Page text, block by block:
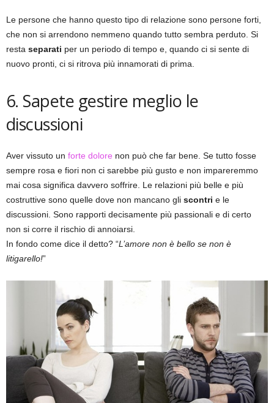
Le persone che hanno questo tipo di relazione sono persone forti,
che non si arrendono nemmeno quando tutto sembra perduto. Si
resta separati per un periodo di tempo e, quando ci si sente di
nuovo pronti, ci si ritrova più innamorati di prima.
6. Sapete gestire meglio le
discussioni
Aver vissuto un forte dolore non può che far bene. Se tutto fosse
sempre rosa e fiori non ci sarebbe più gusto e non impareremmo
mai cosa significa davvero soffrire. Le relazioni più belle e più
costruttive sono quelle dove non mancano gli scontri e le
discussioni. Sono rapporti decisamente più passionali e di certo
non si corre il rischio di annoiarsi.
In fondo come dice il detto? “L’amore non è bello se non è
litigarello!”